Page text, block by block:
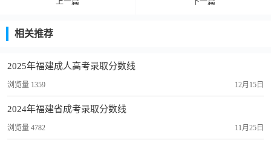
相关推荐
2025年福建成人高考录取分数线
浏览量 1359 12月15日
2024年福建省成考录取分数线
浏览量 4782 11月25日